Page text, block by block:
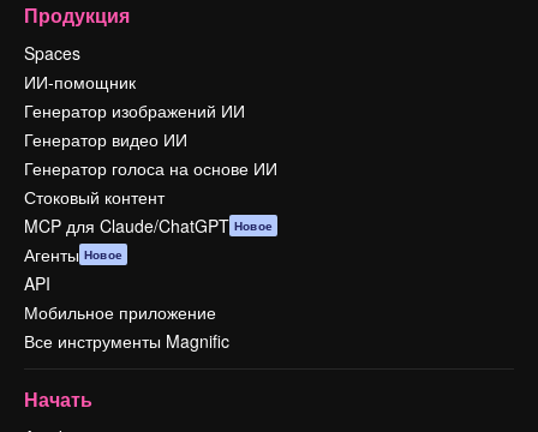
Продукция
Spaces
ИИ-помощник
Генератор изображений ИИ
Генератор видео ИИ
Генератор голоса на основе ИИ
Стоковый контент
MCP для Claude/ChatGPT Новое
Агенты Новое
API
Мобильное приложение
Все инструменты Magnific
Начать